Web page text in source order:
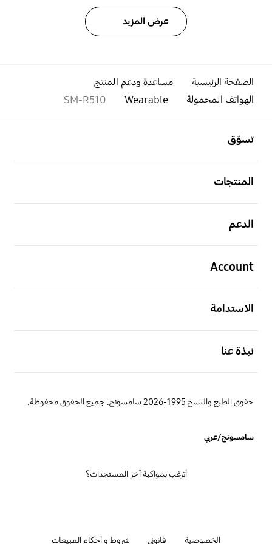
عرض المزيد
الصفحة الرئيسية
مساعدة ودعم المنتج
الهواتف المحمولة
Wearable
SM-R510
تسوّق
المنتجات
الدعم
Account
الاستدامة
نبذة عنا
حقوق الطبع والنسخ 1995-2026 سامسونج. جميع الحقوق محفوظة.
سامسونج/عربي
الخصوصية قانوني شروط و أحكام المبيعات
أترغب بمواكبة آخر المستجدات؟